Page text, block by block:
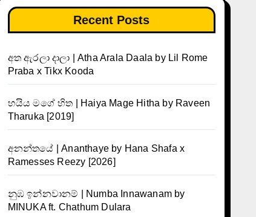
Recent Posts
අත ඇරලා දාලා | Atha Arala Daala by Lil Rome
Praba x Tikx Kooda
හයිය මගේ හිත | Haiya Mage Hitha by Raveen
Tharuka [2019]
අනන්තයේ | Ananthaye by Hana Shafa x
Ramesses Reezy [2026]
නුඹ ඉන්නවානම් | Numba Innawanam by
MINUKA ft. Chathum Dulara